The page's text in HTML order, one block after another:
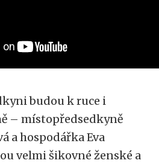
budou k ruce i
– místopředsedkyně
a hospodářka Eva
velmi šikovné ženské a